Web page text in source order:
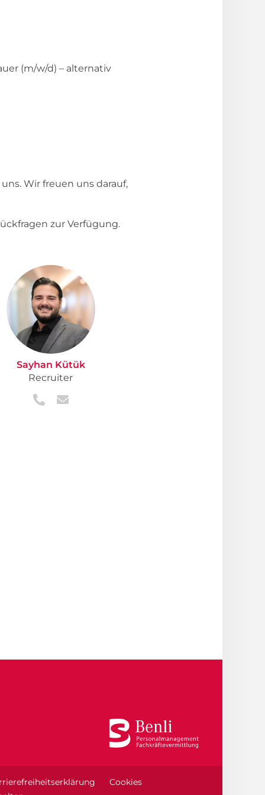
(m/w/d) – alternativ
Wir freuen uns darauf,
zur Verfügung.
Sayhan Kütük
Recruiter
Cookies